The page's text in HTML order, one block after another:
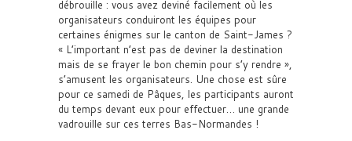
débrouille : vous avez deviné facilement où les
organisateurs conduiront les équipes pour
certaines énigmes sur le canton de Saint-James ?
« L’important n’est pas de deviner la destination
mais de se frayer le bon chemin pour s’y rendre »,
s’amusent les organisateurs. Une chose est sûre
pour ce samedi de Pâques, les participants auront
du temps devant eux pour effectuer… une grande
vadrouille sur ces terres Bas-Normandes !